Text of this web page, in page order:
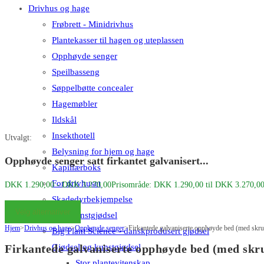
Drivhus og hage
Frøbrett - Minidrivhus
Plantekasser til hagen og uteplassen
Opphøyde senger
Speilbasseng
Søppelbøtte concealer
Hagemøbler
Ildskål
Insekthotell
Belysning for hjem og hage
Kapillærboks
For drivhuset
Skadedyrbekjempelse
Gjødsel og kunstgjødsel
Big Plant Science - danskprodusert gjødsel
Gjødsel og kunstgjødsel
Utvalgt:
Opphøyde senger satt firkantet galvanisert...
DKK 1.290,00 - DKK3.270,00Prisområde: DKK 1.290,00 til DKK 3.270,00
Velg alternativer
Hjem>Drivhus og hage>Opphøyde senger>Firkantede galvaniserte opphøyde bed (med
Firkantede galvaniserte opphøyde bed (med